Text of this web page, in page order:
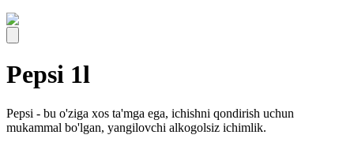
Pepsi 1l
Pepsi - bu o'ziga xos ta'mga ega, ichishni qondirish uchun
mukammal bo'lgan, yangilovchi alkogolsiz ichimlik.